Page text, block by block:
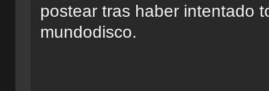
postear tras haber intentado
mundodisco.